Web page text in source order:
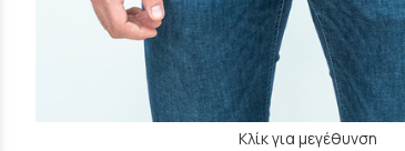
Κλίκ για μεγέθυνση